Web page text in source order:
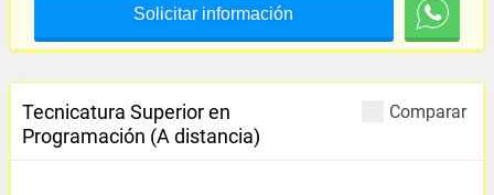
Solicitar información
Comparar
Tecnicatura Superior en
Programación (A distancia)